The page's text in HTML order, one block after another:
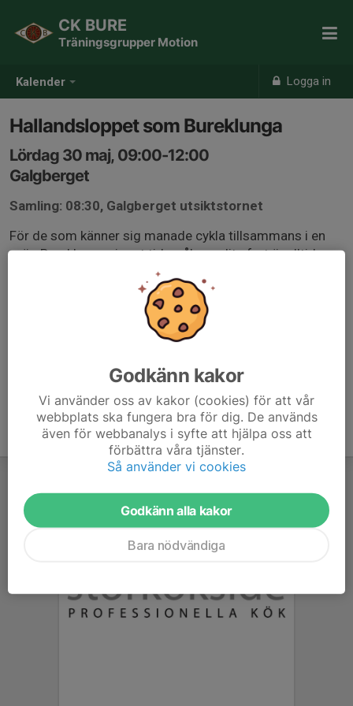
Kalender Logga in
CK BURE
Träningsgrupper Motion
Hallandsloppet som Bureklunga
Lördag 30 maj, 09:00-12:00
Galgberget
Samling: 08:30, Galgberget utsiktstornet
För de som känner sig manade cykla tillsammans i en
grön Bureklunga...inget tidsmål men lite fart är alltid
Godkänn kakor
Vi använder oss av kakor (cookies) för att vår
webbplats ska fungera bra för dig. De används
även för webbanalys i syfte att hjälpa oss att
förbättra våra tjänster.
Så använder vi cookies
Godkänn alla kakor
Bara nödvändiga